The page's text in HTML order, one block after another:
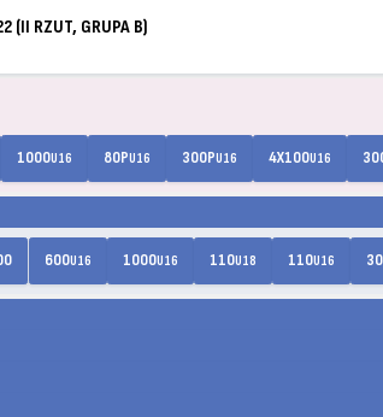
(II RZUT, GRUPA B)
1000U16 80PU16 300PU16 4X100U16
600U16 1000U16 110U18 110U16